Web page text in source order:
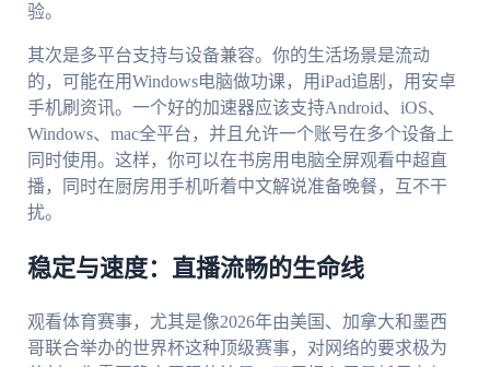
验。
其次是多平台支持与设备兼容。你的生活场景是流动
的，可能在用Windows电脑做功课，用iPad追剧，用安卓
手机刷资讯。一个好的加速器应该支持Android、iOS、
Windows、mac全平台，并且允许一个账号在多个设备上
同时使用。这样，你可以在书房用电脑全屏观看中超直
播，同时在厨房用手机听着中文解说准备晚餐，互不干
扰。
稳定与速度：直播流畅的生命线
观看体育赛事，尤其是像2026年由美国、加拿大和墨西
哥联合举办的世界杯这种顶级赛事，对网络的要求极为